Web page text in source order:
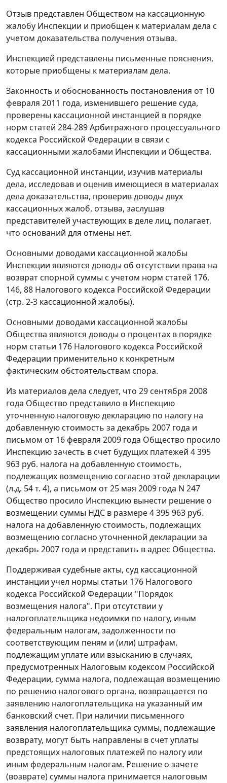
Отзыв представлен Обществом на кассационную
жалобу Инспекции и приобщен к материалам дела с
учетом доказательства получения отзыва.
Инспекцией представлены письменные пояснения,
которые приобщены к материалам дела.
Законность и обоснованность постановления от 10
февраля 2011 года, изменившего решение суда,
проверены кассационной инстанцией в порядке
норм статей 284-289Арбитражного процессуального
кодекса Российской Федерации в связи с
кассационными жалобами Инспекции и Общества.
Суд кассационной инстанции, изучив материалы
дела, исследовав и оценив имеющиеся в материалах
дела доказательства, проверив доводы двух
кассационных жалоб, отзыва, заслушав
представителей участвующих в деле лиц, полагает,
что оснований для отмены нет.
Основными доводами кассационной жалобы
Инспекции являются доводы об отсутствии права на
возврат спорной суммы с учетом норм статей 176,
146, 88 Налогового кодекса Российской Федерации
(стр. 2-3 кассационной жалобы).
Основными доводами кассационной жалобы
Общества являются доводы о процентах в порядке
норм статьи 176 Налогового кодекса Российской
Федерации применительно к конкретным
фактическим обстоятельствам спора.
Из материалов дела следует, что 29 сентября 2008
года Общество представило в Инспекцию
уточненную налоговую декларацию по налогу на
добавленную стоимость за декабрь 2007 года и
письмом от 16 февраля 2009 года Общество просило
Инспекцию зачесть в счет будущих платежей 4 395
963 руб. налога на добавленную стоимость,
подлежащих возмещению согласно этой декларации
(л.д. 54 т. 4), а письмом от 25 мая 2009 года N 247
Общество просило Инспекцию вынести решение о
возмещении суммы НДС в размере 4 395 963 руб.
налога на добавленную стоимость, подлежащих
возмещению согласно уточненной декларации за
декабрь 2007 года и представить в адрес Общества.
Поддерживая судебные акты, суд кассационной
инстанции учел нормы статьи 176 Налогового
кодекса Российской Федерации "Порядок
возмещения налога". При отсутствии у
налогоплательщика недоимки по налогу, иным
федеральным налогам, задолженности по
соответствующим пеням и (или) штрафам,
подлежащим уплате или взысканию в случаях,
предусмотренных Налоговым кодексом Российской
Федерации, сумма налога, подлежащая возмещению
по решению налогового органа, возвращается по
заявлению налогоплательщика на указанный им
банковский счет. При наличии письменного
заявления налогоплательщика суммы, подлежащие
возврату, могут быть направлены в счет уплаты
предстоящих налоговых платежей по налогу или
иным федеральным налогам. Решение о зачете
(возврате) суммы налога принимается налоговым